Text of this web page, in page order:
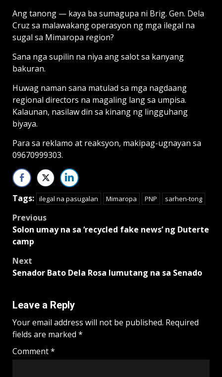
Ang tanong — kaya ba sumagupa ni Brig. Gen. Dela
Cruz sa malawakang operasyon ng mga ilegal na
sugal sa Mimaropa region?
Sana nga supilin na niya ang salot sa kanyang
bakuran.
Huwag naman sana matulad sa mga nagdaang
regional directors na magaling lang sa umpisa.
Kalaunan, nasilaw din sa kinang ng lingguhang
biyaya.
Para sa reklamo at reaksyon, makipag-ugnayan sa
09670999303.
Tags: ilegal na pasugalan Mimaropa PNP sarhen-tong
Post
navigation
Previous
Solon umay na sa ‘recycled fake news’ ng Duterte
camp
Next
Senador Bato Dela Rosa lumutang na sa Senado
Leave a Reply
Your email address will not be published. Required
fields are marked *
Comment*